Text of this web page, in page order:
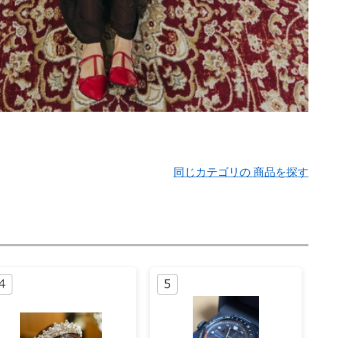
同じカテゴリの 商品を探す